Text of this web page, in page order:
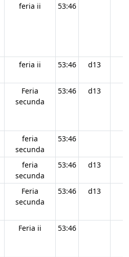
feria ii 53:46
feria ii 53:46 d13
Feria
secunda
53:46 d13
feria
secunda
53:46
feria
secunda
53:46 d13
Feria
secunda
53:46 d13
Feria ii 53:46